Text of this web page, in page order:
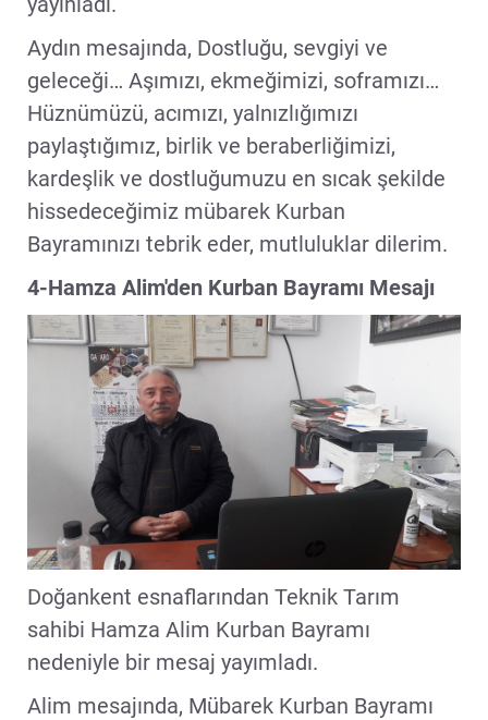
Aydın mesajında, Dostluğu, sevgiyi ve
geleceği… Aşımızı, ekmeğimizi, soframızı…
Hüznümüzü, acımızı, yalnızlığımızı
paylaştığımız, birlik ve beraberliğimizi,
kardeşlik ve dostluğumuzu en sıcak şekilde
hissedeceğimiz mübarek Kurban
Bayramınızı tebrik eder, mutluluklar dilerim.
4-Hamza Alim'den Kurban Bayramı Mesajı
Doğankent esnaflarından Teknik Tarım
sahibi Hamza Alim Kurban Bayramı
nedeniyle bir mesaj yayımladı.
Alim mesajında, Mübarek Kurban Bayramı